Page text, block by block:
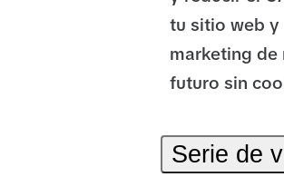
tu sitio web y
marketing de
futuro sin
Serie de